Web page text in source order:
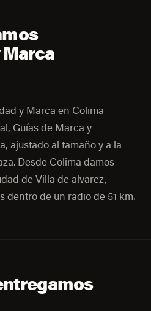
y Marca en Colima
Guías de Marca y
ajustado al tamaño y a la
Desde Colima damos
de Villa de alvarez,
dentro de un radio de 51 km.